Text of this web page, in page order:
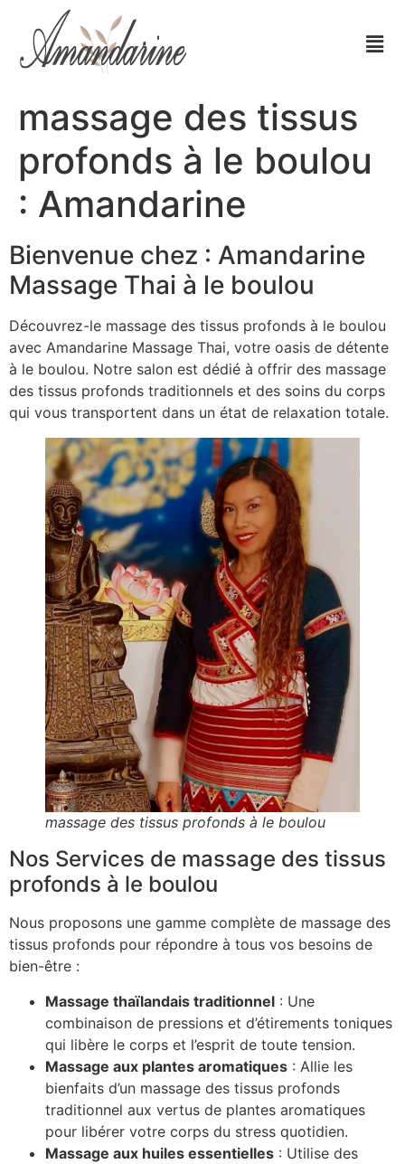
massage des tissus
profonds à le boulou
: Amandarine
Bienvenue chez : Amandarine
Massage Thai à le boulou
Découvrez-le massage des tissus profonds à le boulou
avec Amandarine Massage Thai, votre oasis de détente
à le boulou. Notre salon est dédié à offrir des massage
des tissus profonds traditionnels et des soins du corps
qui vous transportent dans un état de relaxation totale.
massage des tissus profonds à le boulou
Nos Services de massage des tissus
profonds à le boulou
Nous proposons une gamme complète de massage des
tissus profonds pour répondre à tous vos besoins de
bien-être :
Massage thaïlandais traditionnel : Une
combinaison de pressions et d’étirements toniques
qui libère le corps et l’esprit de toute tension.
Massage aux plantes aromatiques : Allie les
bienfaits d’un massage des tissus profonds
traditionnel aux vertus de plantes aromatiques
pour libérer votre corps du stress quotidien.
Massage aux huiles essentielles : Utilise des